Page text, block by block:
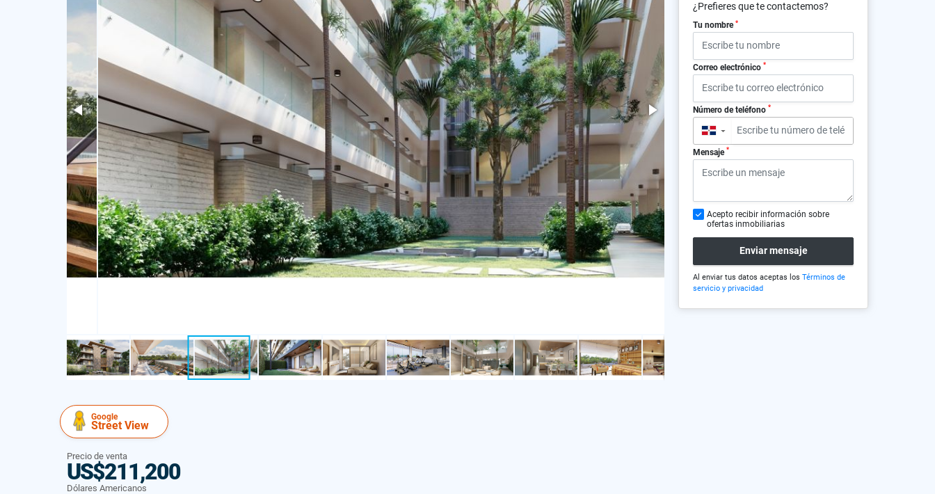
Google
Street View
Precio de venta
US$211,200
Dólares Americanos
¿Prefieres que te contactemos?
Tu nombre *
Correo electrónico *
Número de teléfono *
▼
Mensaje *
Acepto recibir información sobre
ofertas inmobiliarias
Enviar mensaje
Al enviar tus datos aceptas los Términos de
servicio y privacidad